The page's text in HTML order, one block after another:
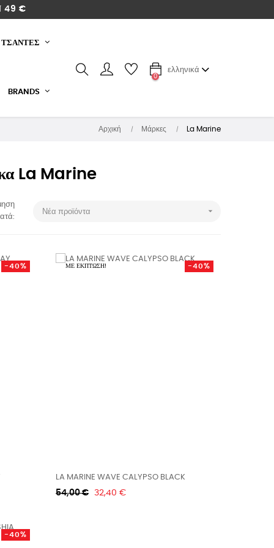
49 €
ΤΣΑΝΤΕΣ
BRANDS
0
ελληνικά
Αρχική Μάρκες La Marine
La Marine
Νέα προϊόντα 
-40% ΜΕ ΈΚΠΤΩΣΗ!
LA MARINE WAVE CALYPSO BLACK
Κανονική
54,00 €
-40%
Τιμή
32,40 €
-40%